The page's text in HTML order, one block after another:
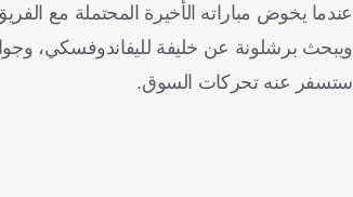
عندما يخوض مباراته الأخيرة المحتملة مع
ويبحث برشلونة عن خليفة لليفاندوفسكي،
ستسفر عنه تحركات السوق.